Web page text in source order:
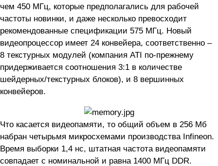
чем 450 МГц, которые предполагались для рабочей
частоты новинки, и даже несколько превосходит
рекомендованные спецификации 575 МГц. Новый
видеопроцессор имеет 24 конвейера, соответственно –
8 текстурных модулей (компания ATI по-прежнему
придерживается соотношения 3:1 в количестве
шейдерных/текстурных блоков), и 8 вершинных
конвейеров.
Что касается видеопамяти, то общий объем в 256 Мб
набран четырьмя микросхемами производства Infineon.
Время выборки 1,4 нс, штатная частота видеопамяти
совпадает с номинальной и равна 1400 МГц DDR.